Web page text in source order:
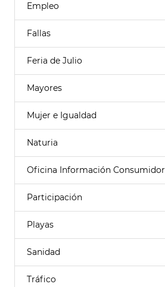
Empleo
Fallas
Feria de Julio
Mayores
Mujer e Igualdad
Naturia
Oficina Información Consumidor
Participación
Playas
Sanidad
Tráfico